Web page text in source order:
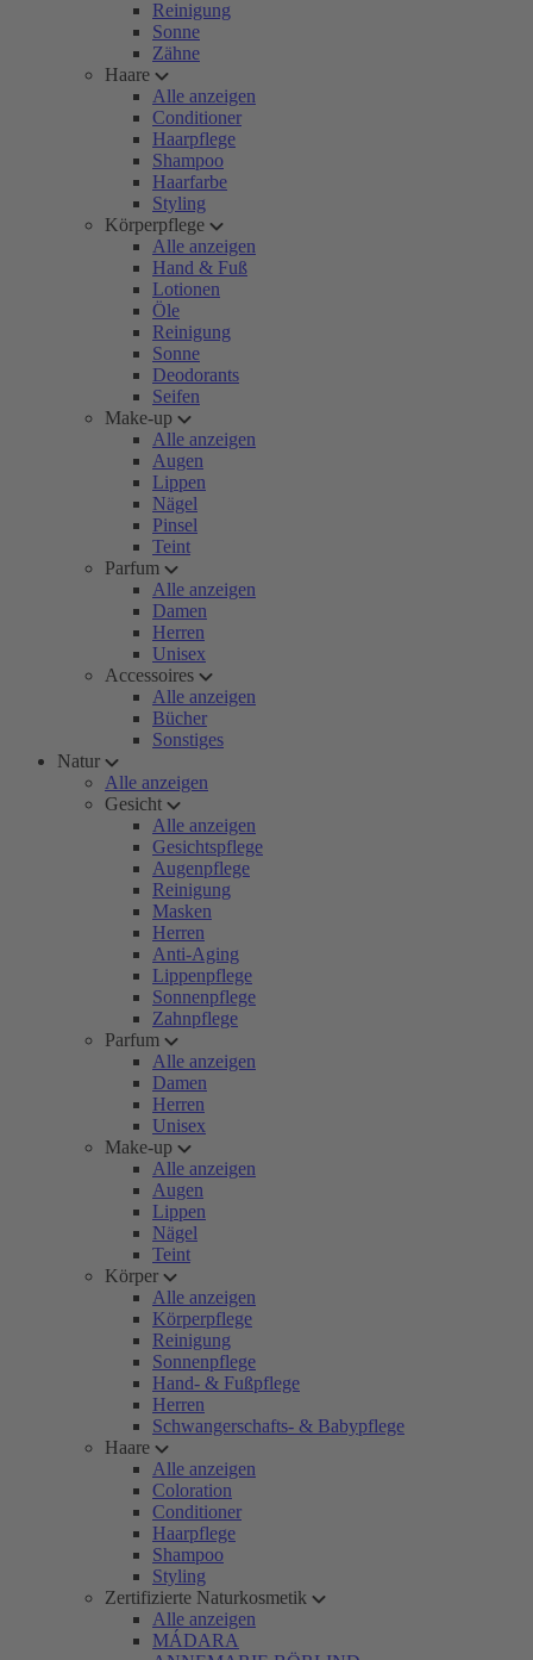
Reinigung
Sonne
Zähne
Haare
Alle anzeigen
Conditioner
Haarpflege
Shampoo
Haarfarbe
Styling
Körperpflege
Alle anzeigen
Hand & Fuß
Lotionen
Öle
Reinigung
Sonne
Deodorants
Seifen
Make-up
Alle anzeigen
Augen
Lippen
Nägel
Pinsel
Teint
Parfum
Alle anzeigen
Damen
Herren
Unisex
Accessoires
Alle anzeigen
Bücher
Sonstiges
Natur
Alle anzeigen
Gesicht
Alle anzeigen
Gesichtspflege
Augenpflege
Reinigung
Masken
Herren
Anti-Aging
Lippenpflege
Sonnenpflege
Zahnpflege
Parfum
Alle anzeigen
Damen
Herren
Unisex
Make-up
Alle anzeigen
Augen
Lippen
Nägel
Teint
Körper
Alle anzeigen
Körperpflege
Reinigung
Sonnenpflege
Hand- & Fußpflege
Herren
Schwangerschafts- & Babypflege
Haare
Alle anzeigen
Coloration
Conditioner
Haarpflege
Shampoo
Styling
Zertifizierte Naturkosmetik
Alle anzeigen
MÁDARA